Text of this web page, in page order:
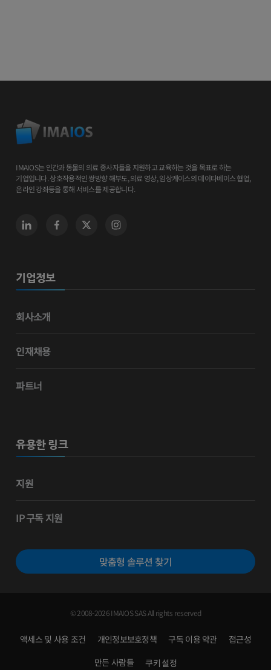
IMAIOS는 인간과 동물의 의료 종사자들을 지원하고 교육하는 것을 목표로 하는
기업입니다. 상호작용적인 쌍방향 해부도, 의료 영상, 임상케이스의 데이타베이스 협업,
온라인 강좌등을 통해 서비스를 제공합니다.
기업정보
회사소개
인재채용
파트너
유용한 링크
지원
IP 구독 지원
맞춤형 솔루션 찾기
© 2008-2026 IMAIOS SAS All rights reserved
액세스 및 사용 조건 개인정보보호정책 구독 이용 약관
접근성
만든 사람들
쿠키 설정